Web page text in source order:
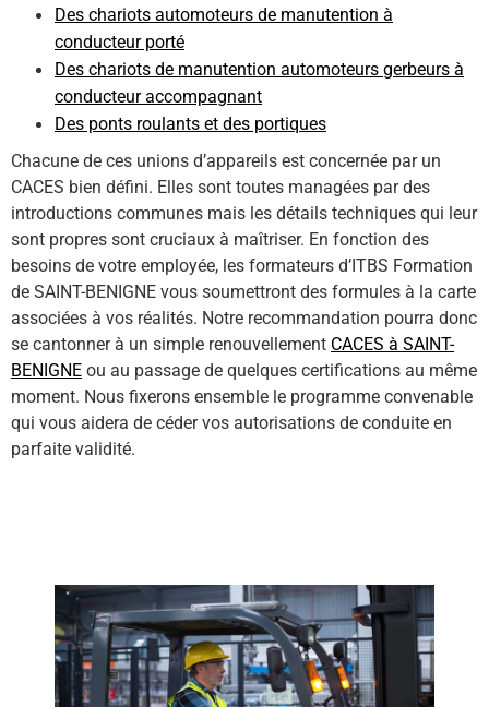
Des chariots automoteurs de manutention à
conducteur porté
Des chariots de manutention automoteurs gerbeurs à
conducteur accompagnant
Des ponts roulants et des portiques
Chacune de ces unions d’appareils est concernée par un
CACES bien défini. Elles sont toutes managées par des
introductions communes mais les détails techniques qui leur
sont propres sont cruciaux à maîtriser. En fonction des
besoins de votre employée, les formateurs d’ITBS Formation
de SAINT-BENIGNE vous soumettront des formules à la carte
associées à vos réalités. Notre recommandation pourra donc
se cantonner à un simple renouvellement CACES à SAINT-
BENIGNE ou au passage de quelques certifications au même
moment. Nous fixerons ensemble le programme convenable
qui vous aidera de céder vos autorisations de conduite en
parfaite validité.